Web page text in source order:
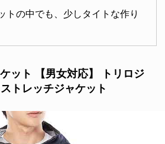
トの中でも、少しタイトな作り
ット 【男女対応】 トリロジ
トレッチジャケット